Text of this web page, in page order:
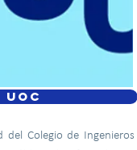
UOC
del Colegio de Ingenieros